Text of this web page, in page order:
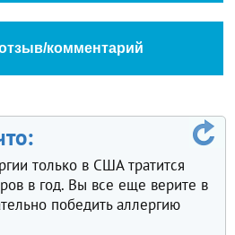
комментарий
только в США тратится
в год. Вы все еще верите в
победить аллергию